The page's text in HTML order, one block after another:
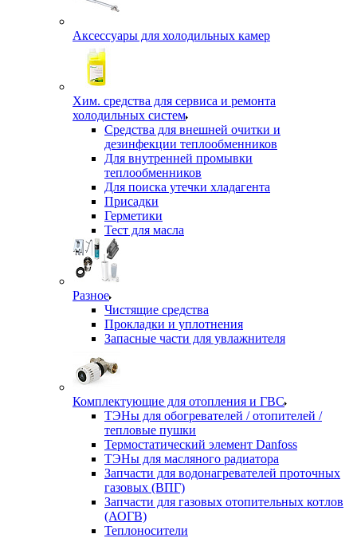
Аксессуары для холодильных камер
Хим. средства для сервиса и ремонта
холодильных систем
Средства для внешней очитки и
дезинфекции теплообменников
Для внутренней промывки
теплообменников
Для поиска утечки хладагента
Присадки
Герметики
Тест для масла
Разное
Чистящие средства
Прокладки и уплотнения
Запасные части для увлажнителя
Комплектующие для отопления и ГВС
ТЭНы для обогревателей / отопителей /
тепловые пушки
Термостатический элемент Danfoss
ТЭНы для масляного радиатора
Запчасти для водонагревателей проточных
газовых (ВПГ)
Запчасти для газовых отопительных котлов
(АОГВ)
Теплоносители